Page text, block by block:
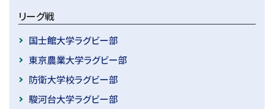
リーグ戦
国士館大学ラグビー部
東京農業大学ラグビー部
防衛大学校ラグビー部
駿河台大学ラグビー部